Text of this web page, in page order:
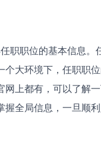
大环境下，任职职
上都有，可以了解
全局信息，一旦顺